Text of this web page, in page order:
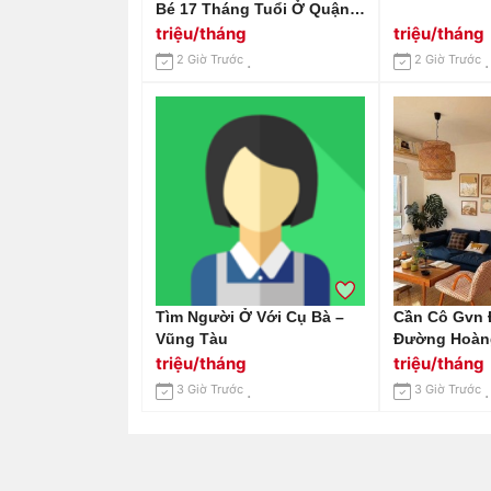
Bé 17 Tháng Tuổi Ở Quận
2, Bé Ngoan, Dễ Thương
Lắm Ạ.
triệu/tháng
2 Giờ Trước
triệu/tháng
2 Giờ Trước
Tìm Người Ở Với Cụ Bà –
Vũng Tàu
triệu/tháng
3 Giờ Trước
Cần Cô Gvn
Đường
Phường Tân
9tr
triệu/tháng
3 Giờ Trước